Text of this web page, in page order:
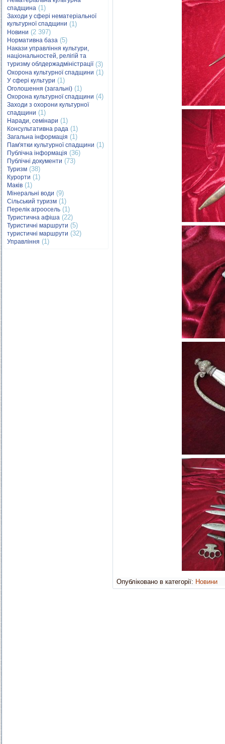
спадщина (1)
Заходи у сфері нематеріальної
культурної спадщини (1)
Новини (2 397)
Нормативна база (5)
Накази управління культури,
національностей, релігій та
туризму облдержадміністрації(3)
Охорона культурної спадщини (1)
У сфері культури (1)
Оголошення (загальні) (1)
Охорона культурної спадщини (4)
Заходи з охорони культурної
спадщини (1)
Наради, семінари (1)
Консультативна рада (1)
Загальна інформація (1)
Пам'ятки культурної спадщини (1)
Публічна інформація (36)
Публічні документи (73)
Туризм (38)
Курорти (1)
Маків (1)
Мінеральні води (9)
Сільський туризм (1)
Перелік агроосель (1)
Туристична афіша (22)
Туристичні маршрути (5)
туристичні маршрути (32)
Управління (1)
Опубліковано в категорії: Новини